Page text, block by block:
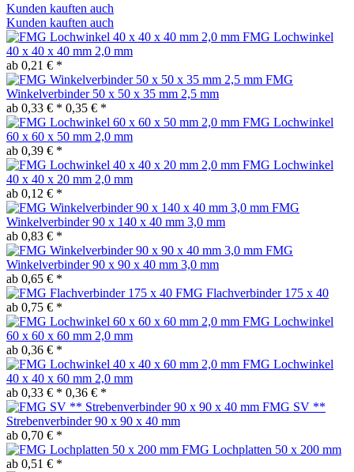
Kunden kauften auch
Kunden kauften auch
FMG Lochwinkel
40 x 40 x 40 mm 2,0 mm
ab 0,21 € *
FMG
Winkelverbinder 50 x 50 x 35 mm 2,5 mm
ab 0,33 € * 0,35 € *
FMG Lochwinkel
60 x 60 x 50 mm 2,0 mm
ab 0,39 € *
FMG Lochwinkel
40 x 40 x 20 mm 2,0 mm
ab 0,12 € *
FMG
Winkelverbinder 90 x 140 x 40 mm 3,0 mm
ab 0,83 € *
FMG
Winkelverbinder 90 x 90 x 40 mm 3,0 mm
ab 0,65 € *
FMG Flachverbinder 175 x 40
ab 0,75 € *
FMG Lochwinkel
60 x 60 x 60 mm 2,0 mm
ab 0,36 € *
FMG Lochwinkel
40 x 40 x 60 mm 2,0 mm
ab 0,33 € * 0,36 € *
FMG SV **
Strebenverbinder 90 x 90 x 40 mm
ab 0,70 € *
FMG Lochplatten 50 x 200 mm
ab 0,51 € *